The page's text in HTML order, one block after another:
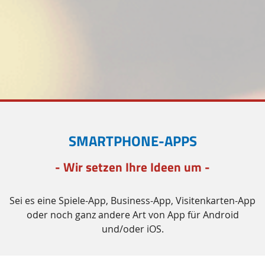
SMARTPHONE-APPS
- Wir setzen Ihre Ideen um -
Sei es eine Spiele-App, Business-App, Visitenkarten-App
oder noch ganz andere Art von App für Android
und/oder iOS.